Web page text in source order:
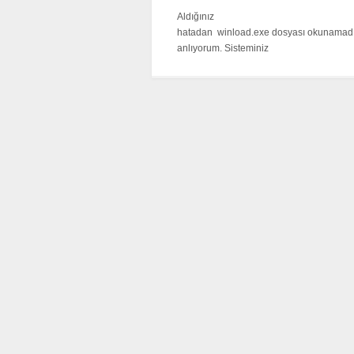
Aldığınız
hatadan winload.exe dosyası
anlıyorum. Sisteminiz